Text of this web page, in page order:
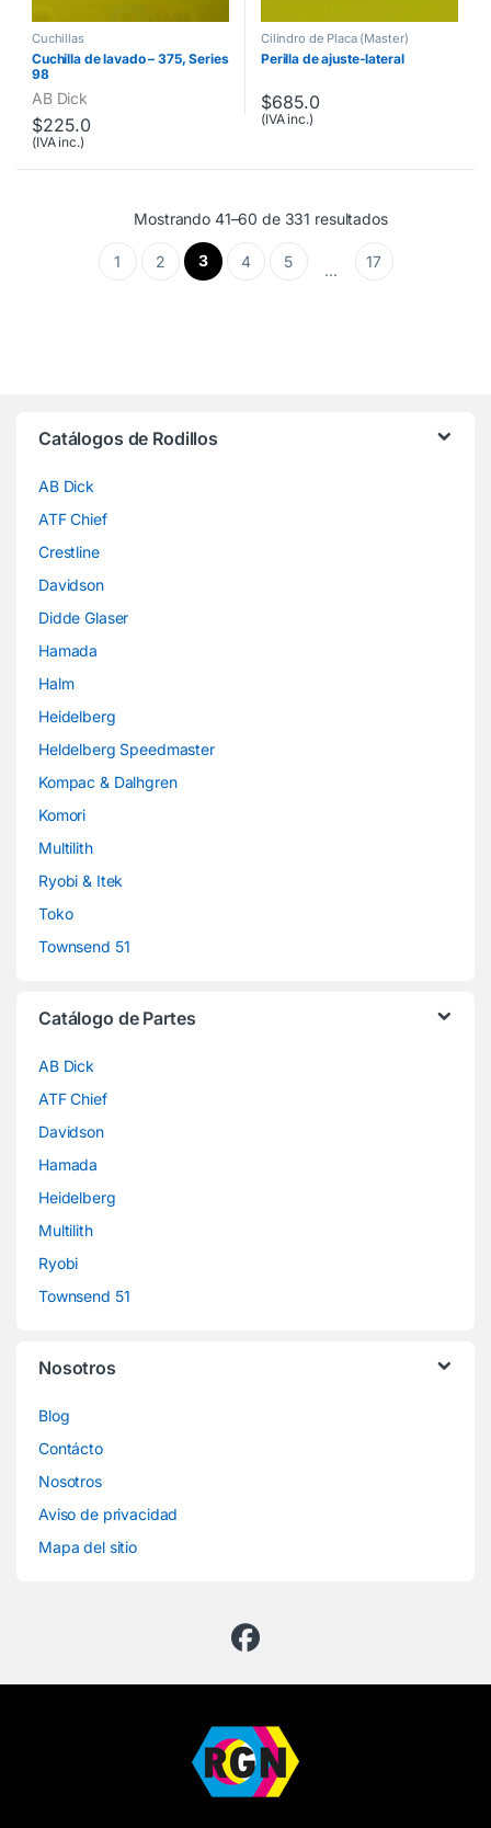
Cuchillas
Cuchilla de lavado – 375, Series
98
AB Dick
$225.0
(IVA inc.)
Cilindro de Placa (Master)
Perilla de ajuste-lateral
$685.0
(IVA inc.)
Mostrando 41–60 de 331 resultados
1 2 3 4 5 … 17
Catálogos de Rodillos
AB Dick
ATF Chief
Crestline
Davidson
Didde Glaser
Hamada
Halm
Heidelberg
Heldelberg Speedmaster
Kompac & Dalhgren
Komori
Multilith
Ryobi & Itek
Toko
Townsend 51
Catálogo de Partes
AB Dick
ATF Chief
Davidson
Hamada
Heidelberg
Multilith
Ryobi
Townsend 51
Nosotros
Blog
Contácto
Nosotros
Aviso de privacidad
Mapa del sitio